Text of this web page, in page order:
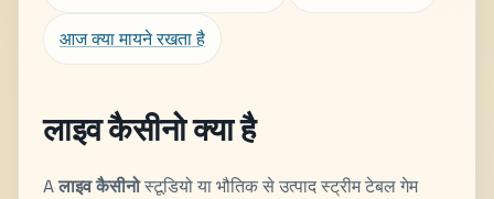
आज क्या मायने रखता है
लाइव कैसीनो क्या है
Aलाइव कैसीनोस्टूडियो या भौतिक से उत्पाद स्ट्रीम टेबल गेम